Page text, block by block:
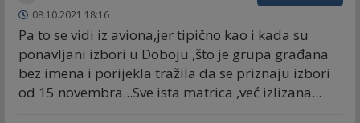
08.10.2021 18:16
Pa to se vidi iz aviona,jer tipično kao i kada su
ponavljani izbori u Doboju ,što je grupa građana
bez imena i porijekla tražila da se priznaju izbori
od 15 novembra...Sve ista matrica ,već izlizana...